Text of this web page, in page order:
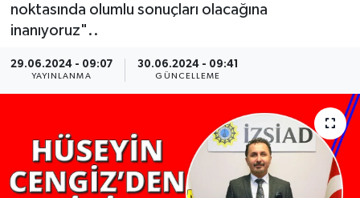
noktasında olumlu sonuçları olacağına
inanıyoruz"..
29.06.2024 - 09:07
YAYINLANMA
30.06.2024 - 09:41
GÜNCELLEME
SPOR
YAŞAM